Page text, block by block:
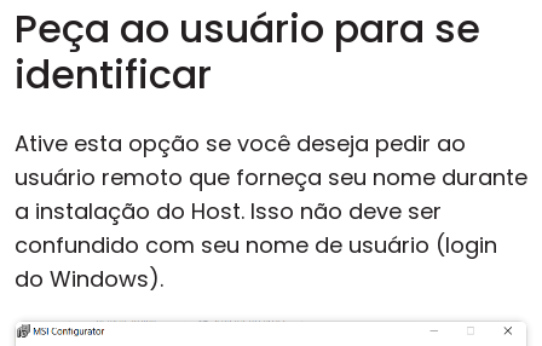
Peça ao usuário para se
identificar
Ative esta opção se você deseja pedir ao
usuário remoto que forneça seu nome durante
a instalação do Host. Isso não deve ser
confundido com seu nome de usuário (login
do Windows).